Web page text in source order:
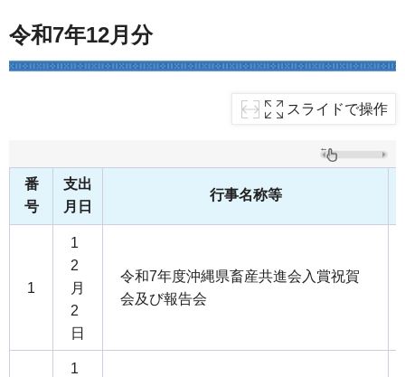
令和7年12月分
スライドで操作
番
号
支出
月日
行事名称等
1
1
2
月
2
日
令和7年度沖縄県畜産共進会入賞祝賀
会及び報告会
1